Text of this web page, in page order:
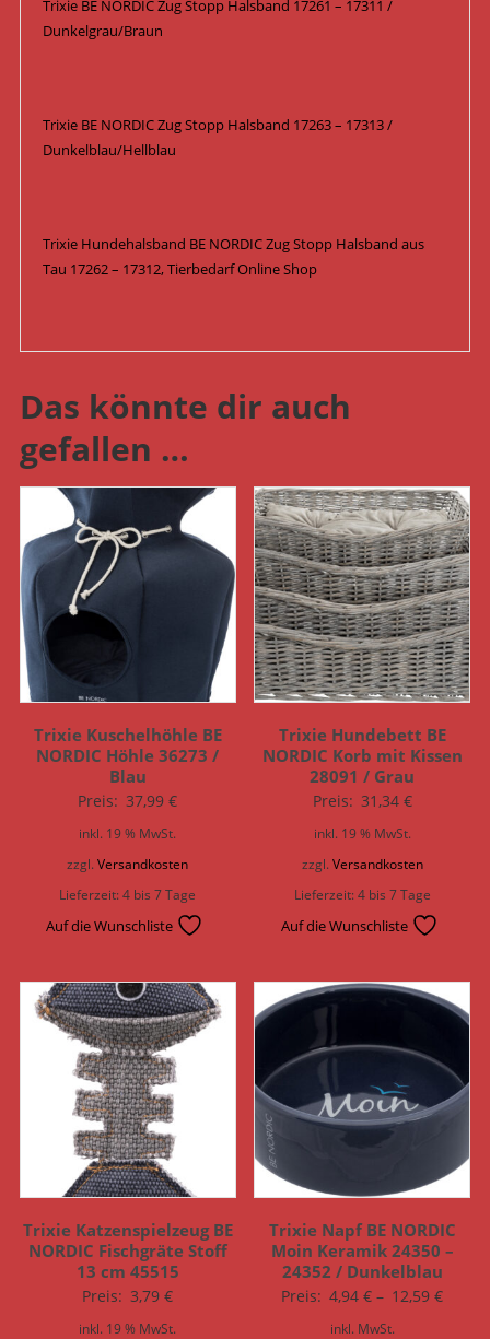
Trixie BE NORDIC Zug Stopp Halsband 17261 – 17311 /
Dunkelgrau/Braun
Trixie BE NORDIC Zug Stopp Halsband 17263 – 17313 /
Dunkelblau/Hellblau
Trixie Hundehalsband BE NORDIC Zug Stopp Halsband aus
Tau 17262 – 17312, Tierbedarf Online Shop
Das könnte dir auch
gefallen …
Trixie Kuschelhöhle BE
NORDIC Höhle 36273 /
Blau
Preis: 37,99€
inkl. 19 % MwSt.
zzgl.Versandkosten
Lieferzeit:4 bis 7 Tage
Auf die Wunschliste
Trixie Hundebett BE
NORDIC Korb mit Kissen
28091 / Grau
Preis: 31,34 €
inkl. 19 % MwSt.
zzgl. Versandkosten
Lieferzeit:4 bis 7 Tage
Auf die Wunschliste
Trixie Katzenspielzeug BE
NORDIC Fischgräte Stoff
13 cm 45515
Preis: 3,79€
inkl. 19 % MwSt.
Trixie Napf BE NORDIC
Moin Keramik 24350 –
24352 / Dunkelblau
Preis: 4,94€ – 12,59€
inkl. MwSt.